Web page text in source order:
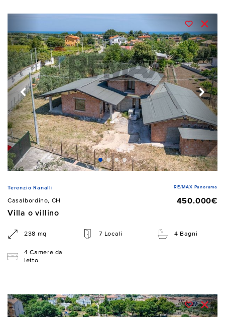
Terenzio Ranalli RE/MAX Panorama
Casalbordino, CH
450.000€
Villa o villino
238 mq 7 Locali 4 Bagni
4 Camere da
letto